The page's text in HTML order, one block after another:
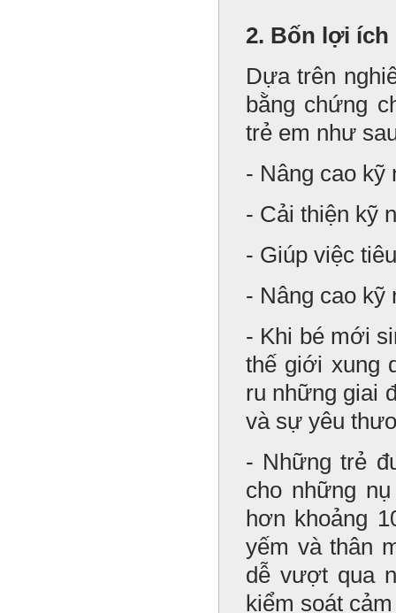
2. Bốn lợi ích
Dựa trên
bằng chứng
trẻ em như
- Nâng cao kỹ
- Cải thiện kỹ
- Giúp việc
- Nâng cao kỹ
- Khi bé mới
thế giới xung
ru những giai
và sự yêu
- Những trẻ
cho những
hơn khoảng
yếm và thân
dễ vượt qua
kiểm soát